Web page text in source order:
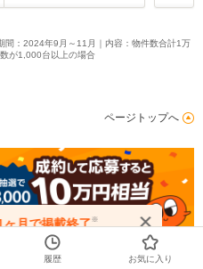
間：2024年9月～11月｜内容：物件数合計1万
が1,000台以上の場合
ページトップへ
月で掲載終了※
合わせください
履歴 お気に入り